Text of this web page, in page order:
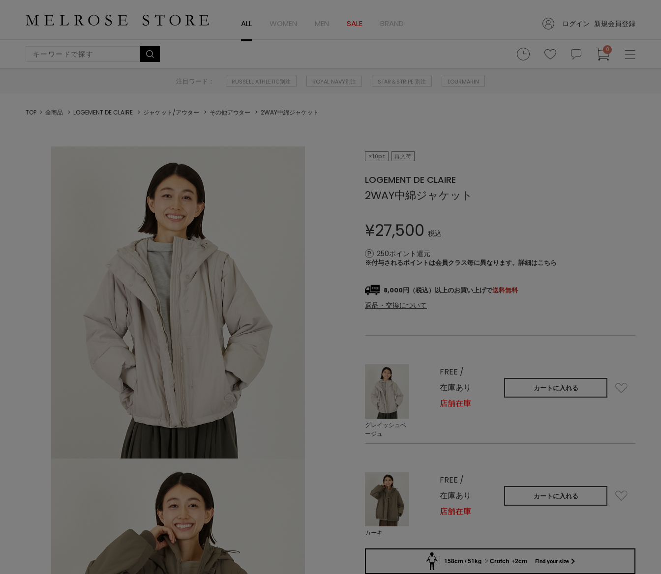
ALL WOMEN MEN SALE BRAND ログイン 新規会員登録
0
注目ワード： RUSSELL ATHLETIC別注 ROYAL NAVY別注 STAR＆STRIPE 別注 LOURMARIN
TOP 全商品 LOGEMENT DE CLAIRE ジャケット/アウター その他アウター 2WAY中綿ジャケット
×10pt 再入荷
LOGEMENT DE CLAIRE
2WAY中綿ジャケット
¥27,500 税込
250ポイント還元
※付与されるポイントは会員クラス毎に異なります。 詳細はこちら
8,000円（税込）以上のお買い上げで送料無料
返品・交換について
グレイッシュベ
ージュ
FREE /
在庫あり
店舗在庫
カートに入れる
カーキ
FREE /
在庫あり
店舗在庫
カートに入れる
158cm / 51kg Crotch +2cm Find your size